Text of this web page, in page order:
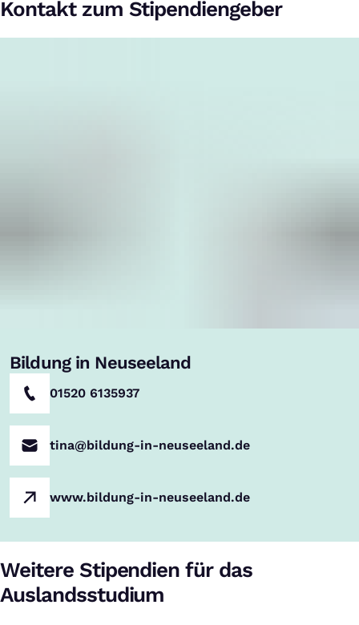
Kontakt zum Stipendiengeber
Bildung in Neuseeland
01520 6135937
tina@bildung-in-neuseeland.de
www.bildung-in-neuseeland.de
Weitere Stipendien für das
Auslandsstudium